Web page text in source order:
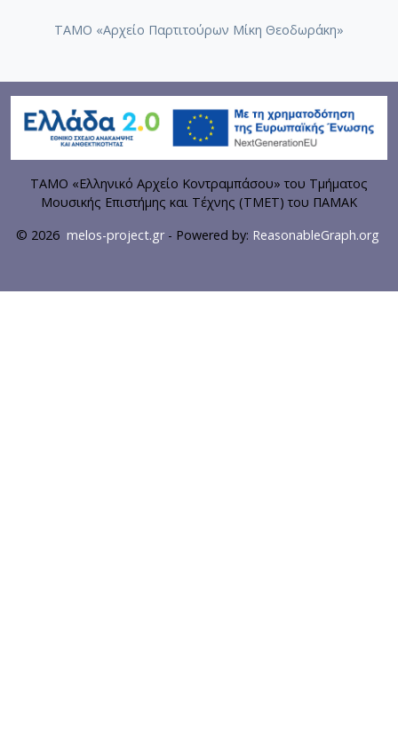
ΤΑΜΟ «Αρχείο Παρτιτούρων Μίκη Θεοδωράκη»
ΤΑΜΟ «Ελληνικό Αρχείο Κοντραμπάσου» του Τμήματος
Μουσικής Επιστήμης και Τέχνης (ΤΜΕΤ) του ΠΑΜΑΚ
© 2026 melos-project.gr- Powered by: ReasonableGraph.org